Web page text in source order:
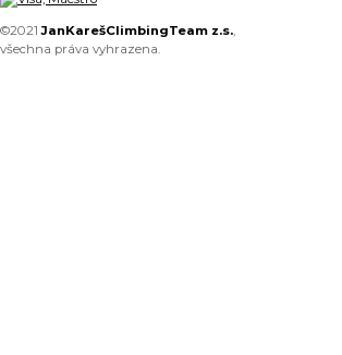
©2021JanKarešClimbingTeam z.s.,
všechna práva vyhrazena.